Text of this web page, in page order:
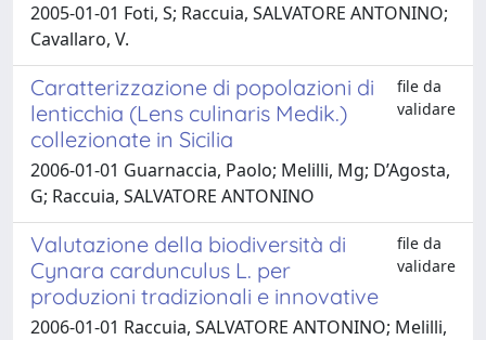
2005-01-01 Foti, S; Raccuia, SALVATORE ANTONINO;
Cavallaro, V.
Caratterizzazione di popolazioni di
lenticchia (Lens culinaris Medik.)
collezionate in Sicilia
file da
validare
2006-01-01 Guarnaccia, Paolo; Melilli, Mg; D’Agosta,
G; Raccuia, SALVATORE ANTONINO
Valutazione della biodiversità di
Cynara cardunculus L. per
produzioni tradizionali e innovative
file da
validare
2006-01-01 Raccuia, SALVATORE ANTONINO; Melilli,